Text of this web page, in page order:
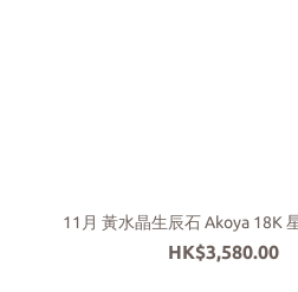
11月 黃水晶生辰石 Akoya 18K
HK$3,580.00